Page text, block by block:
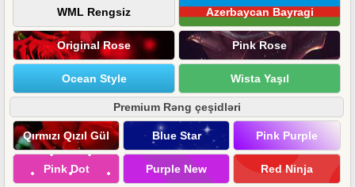
WML Rengsiz Azerbaycan Bayragi
Original Rose Pink Rose
Ocean Style Wista Yaşıl
Premium Rəng çeşidləri
Qırmızı Qızıl Gül Blue Star Pink Purple
Pink Dot Purple New Red Ninja